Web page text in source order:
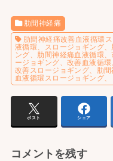
肋間神経痛
肋間神経痛改善血液循環
液循環、スロージョギング
ング、肋間神経痛血液循環
ージョギング、改善血液循
改善スロージョギング、肋
血液循環スロージョギング、
ポスト シェア
コメントを残す